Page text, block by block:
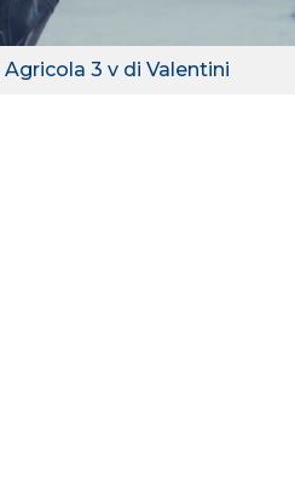
3 v di Valentini